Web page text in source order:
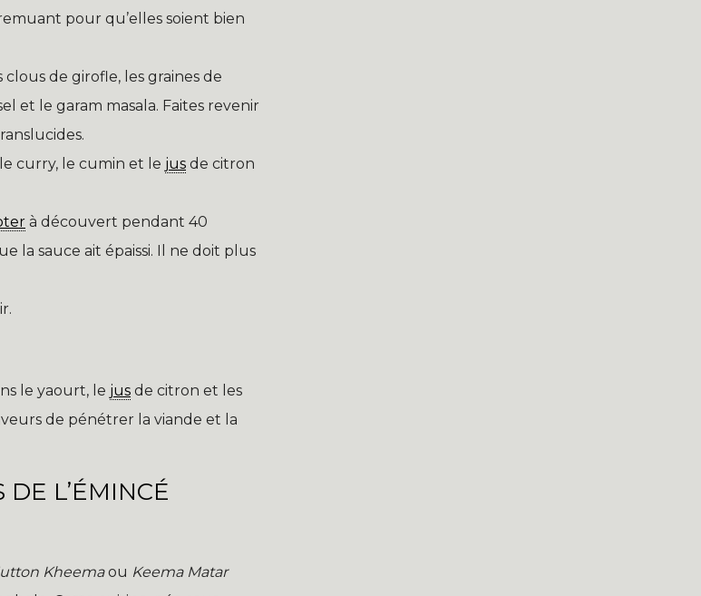
pour qu’elles soient bien
de girofle, les graines de
et le garam masala. Faites revenir
curry, le cumin et le jus de citron
à découvert pendant 40
la sauce ait épaissi. Il ne doit plus
le yaourt, le jus de citron et les
de pénétrer la viande et la
DE L’ÉMINCÉ
Kheemaou Keema Matar